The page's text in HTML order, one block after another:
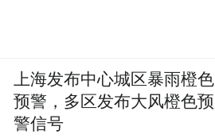
上海发布中心城区暴雨橙色
预警，多区发布大风橙色预
警信号